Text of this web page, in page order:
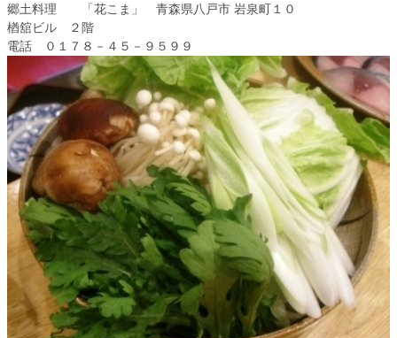
郷土料理 「花こま」 青森県八戸市 岩泉町１０
楢舘ビル ２階
電話 ０１７８－４５－９５９９